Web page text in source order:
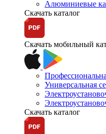
Алюминиевые
Скачать каталог
Скачать мобильный
Универсальная
Скачать каталог